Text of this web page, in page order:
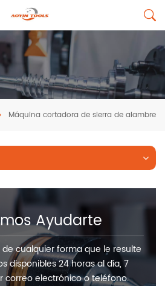
Máquina cortadora de sierra de alambre
Ayudarte
cualquier forma que le resulte
disponibles 24 horas al día, 7
correo electrónico o teléfono.